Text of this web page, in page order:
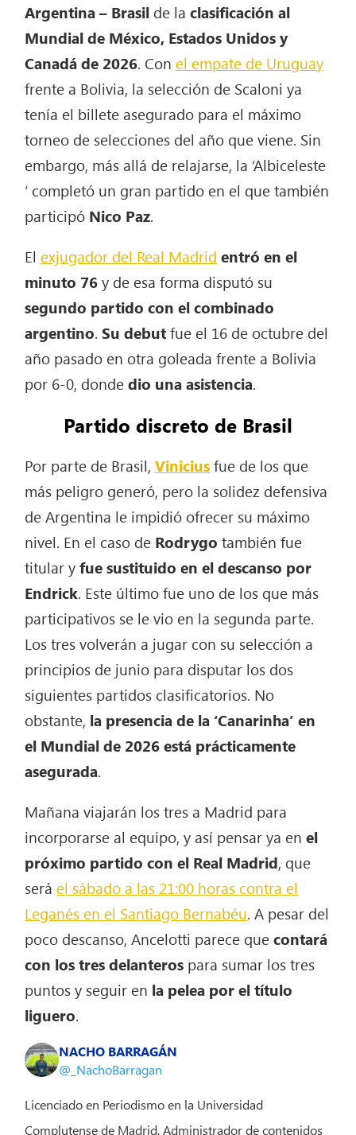
Argentina – Brasil de laclasificación al
Mundial de México, Estados Unidos y
Canadá de 2026. Con el empate de Uruguay
frente a Bolivia, la selección de Scaloni ya
tenía el billete asegurado para el máximo
torneo de selecciones del año que viene. Sin
embargo, más allá de relajarse, la ‘Albiceleste
‘ completó un gran partido en el que también
participó Nico Paz.
El exjugador del Real Madrid entró en el
minuto 76y de esa forma disputó su
segundo partido con el combinado
argentino. Su debutfue el 16 de octubre del
año pasado en otra goleada frente a Bolivia
por 6-0, dondedio una asistencia.
Partido discreto de Brasil
Por parte de Brasil,Viniciusfue de los que
más peligro generó, pero la solidez defensiva
de Argentina le impidió ofrecer su máximo
nivel. En el caso de Rodrygo también fue
titular yfue sustituido en el descanso por
Endrick. Este último fue uno de los que más
participativos se le vio en la segunda parte.
Los tres volverán a jugar con su selección a
principios de junio para disputar los dos
siguientes partidos clasificatorios. No
obstante, la presencia de la ‘Canarinha’ en
el Mundial de 2026 está prácticamente
asegurada.
Mañana viajarán los tres a Madrid para
incorporarse al equipo, y así pensar ya enel
próximo partido con el Real Madrid, que
será el sábado a las 21:00 horas contra el
Leganés en el Santiago Bernabéu. A pesar del
poco descanso, Ancelotti parece quecontará
con los tres delanteros para sumar los tres
puntos y seguir en la pelea por el título
liguero.
NACHO BARRAGÁN
@_NachoBarragan
Licenciado en Periodismo en la Universidad
Complutense de Madrid. Administrador de contenidos